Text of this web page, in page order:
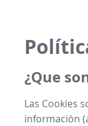
¿Que
Las Cookies
información